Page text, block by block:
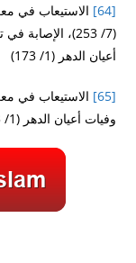
[64]
أعيان الدهر (1/ 173)
[65]
وفيات أعيان الدهر (1/ 173).